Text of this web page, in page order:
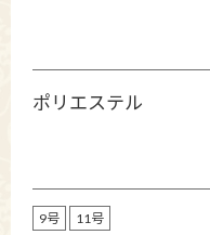
ポリエステル
9号 11号